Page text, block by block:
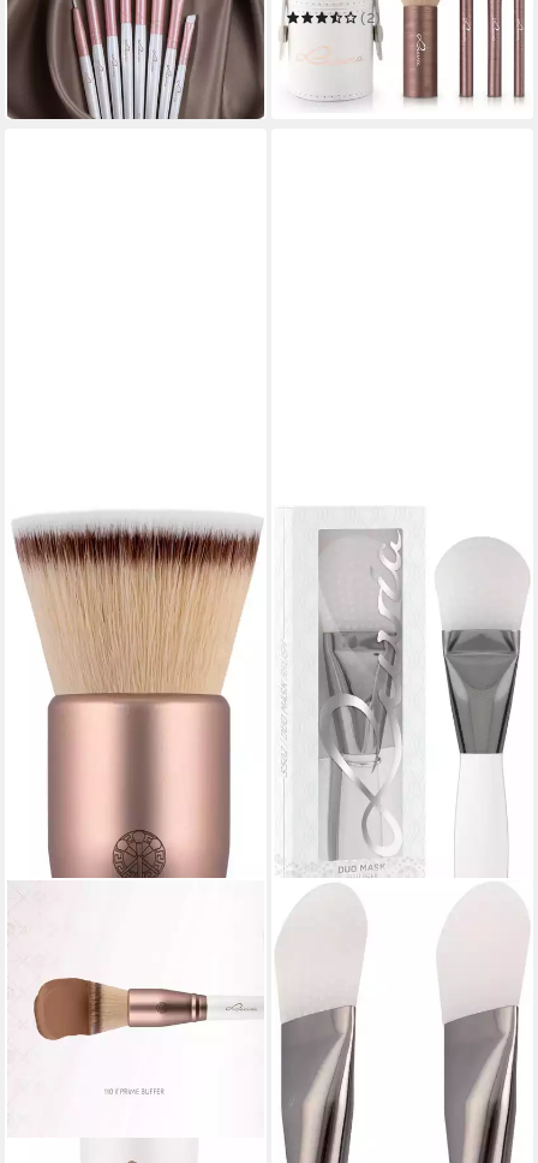
25,99 € UVP 29,90 €
in 1-2 Werktagen bei dir
(2)
21,99 € UVP 24,90 €
-12%
in 6-8 Werktagen bei dir